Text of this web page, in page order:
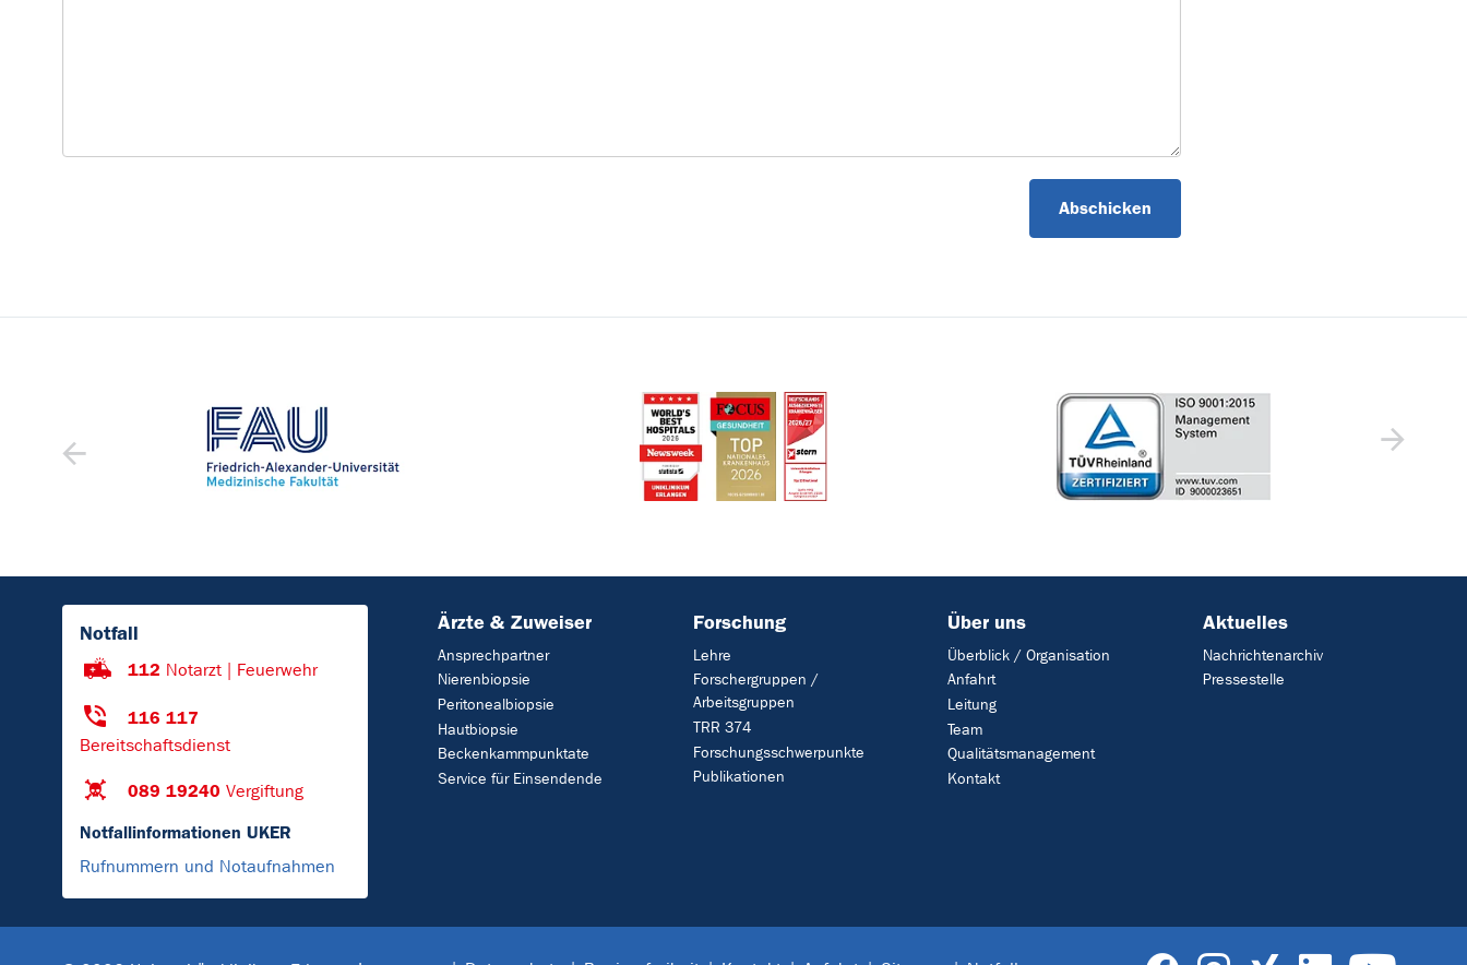
Notfall
112 Notarzt | Feuerwehr
116 117
Bereitschaftsdienst
089 19240 Vergiftung
Notfallinformationen UKER
Rufnummern und Notaufnahmen
Ärzte & Zuweiser
Ansprechpartner
Nierenbiopsie
Peritonealbiopsie
Hautbiopsie
Beckenkammpunktate
Service für Einsendende
Forschung
Lehre
Forschergruppen /
Arbeitsgruppen
TRR 374
Forschungsschwerpunkte
Publikationen
Über uns
Überblick / Organisation
Anfahrt
Leitung
Team
Qualitätsmanagement
Kontakt
Aktuelles
Nachrichtenarchiv
Pressestelle